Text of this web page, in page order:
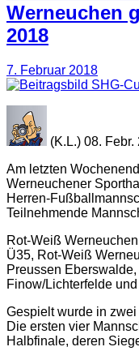
Werneuchen
2018
7. Februar 2018
(K.L.) 08. Febr.
Am letzten
Werneuchener
Herren-
Teilnehmende
Rot-Weiß
Ü35, Rot-Weiß
Preussen
Finow/Lichterfelde
Gespielt wurde in
Die ersten vier
Halbfinale, deren